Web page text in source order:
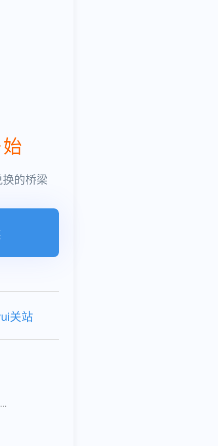
的桥梁
关站
麦卡卡助力中小企业上云，适应大势所趋